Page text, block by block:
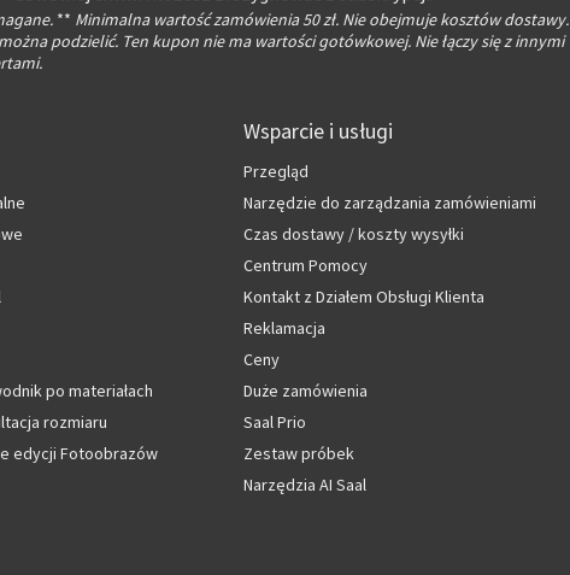
** Minimalna wartość zamówienia 50 zł. Nie obejmuje kosztów dostawy.
podzielić. Ten kupon nie ma wartości gotówkowej. Nie łączy się z innymi
po materiałach
rozmiaru
edycji Fotoobrazów
Wsparcie i usługi
Przegląd
Narzędzie do zarządzania zamówieniami
Czas dostawy / koszty wysyłki
Centrum Pomocy
Kontakt z Działem Obsługi Klienta
Reklamacja
Ceny
Duże zamówienia
Saal Prio
Zestaw próbek
Narzędzia AI Saal